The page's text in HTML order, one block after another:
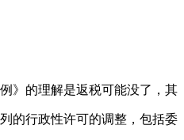
》的理解是返税可能没了，其
的行政性许可的调整，包括委